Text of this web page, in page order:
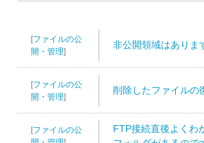
[ファイルの公
開・管理]
非公開領域はありま
[ファイルの公
開・管理]
削除したファイルの
[ファイルの公
FTP接続直後よくわ